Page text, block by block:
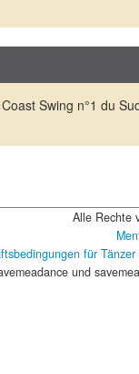
Swing n°1 du
Alle Rechte
für Tänzer
und